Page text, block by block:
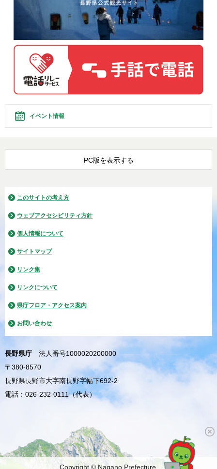
イベント情報
PC版を表示する
このサイトの考え方
ウェブアクセシビリティ方針
個人情報について
サイトマップ
リンク集
リンクについて
県庁フロア・アクセス案内
お問い合わせ
長野県庁
法人番号1000020200000
〒380-8570
長野県長野市大字南長野字幅下692-2
電話：026-232-0111（代表）
Copyright © Nagano Prefecture.